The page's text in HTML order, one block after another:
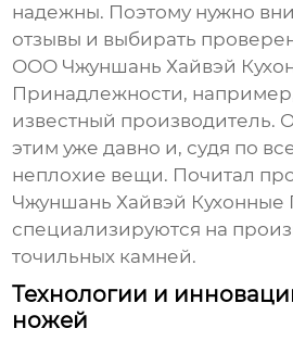
надежны. Поэтому нужно
отзывы и выбирать
ООО Чжуншань Хайвэй
Принадлежности,
известный производитель.
этим уже давно и, судя по
неплохие вещи. Почитал
Чжуншань Хайвэй
специализируются на
точильных камней.
Технологии и
ножей